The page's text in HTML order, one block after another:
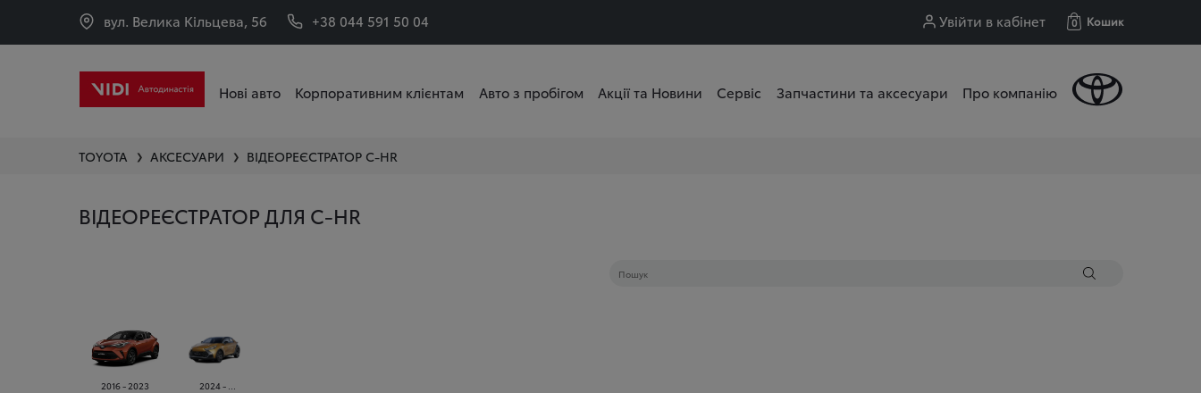
вул. Велика Кільцева, 56 +38 044 591 50 04 Увійти в кабінет 0 Кошик
Нові авто Корпоративним клієнтам Авто з пробігом Акції та Новини Сервіс Запчастини та аксесуари Про компанію
TOYOTA ❯ АКСЕСУАРИ ❯ ВІДЕОРЕЄСТРАТОР C-HR
ВІДЕОРЕЄСТРАТОР ДЛЯ C-HR
2016 - 2023 2024 - ...